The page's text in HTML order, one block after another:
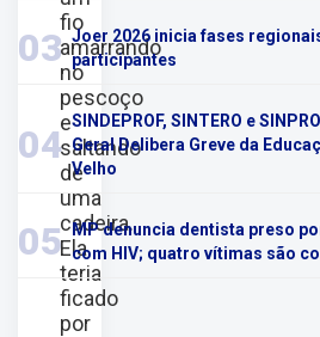
fio
amarrando
no
pescoço
e
saltando
de
uma
cadeira.
Ela
teria
ficado
por
03 Joer 2026 inicia fases
participantes
04
SINDEPROF, SINTERO e
Geral Delibera Greve da
Velho
05
MP denuncia dentista preso
com HIV; quatro vítimas são